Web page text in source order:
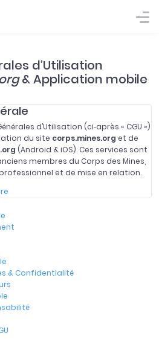
d’Utilisation
& Application mobile
d’Utilisation (ci‑après « CGU »)
du site corps.mines.org et de
(Android & iOS). Ces services sont
membres du Corps des Mines,
et de mise en relation.
& Confidentialité